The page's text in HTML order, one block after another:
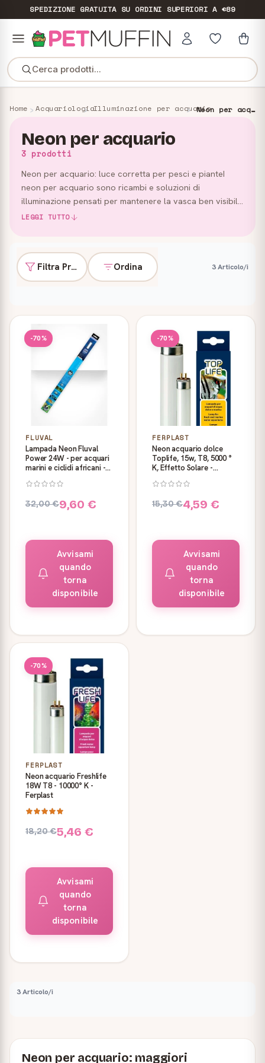
SPEDIZIONE GRATUITASU ORDINI SUPERIORI A €89
Cerca prodotti...
Home AcquariologiaIlluminazione per acquario Neon per acquario
Neon per acquario
3 prodotti
Neon per acquario: luce corretta per pesci e pianteI
neon per acquario sono ricambi e soluzioni di
illuminazione pensati per mantenere la vasca ben visibile
e valorizzare l’ambiente acquatico. In questa categoria
LEGGI TUTTO
Filtra Prodotti Ordina 3 Articolo/i
Prodotti
-70%
FLUVAL
Lampada Neon Fluval
Power 24W - per acquari
marini e ciclidi africani -
32,00 €9,60 €
Avvisami
quando
torna
disponibile
-70%
FERPLAST
Neon acquario dolce
Toplife, 15w, T8, 5000 °
K, Effetto Solare -
15,30 €4,59 €
Avvisami
quando
torna
disponibile
-70%
FERPLAST
Neon acquario Freshlife
18W T8 - 10000° K -
Ferplast
18,20 €5,46 €
Avvisami
quando
torna
disponibile
3 Articolo/i
Neon per acquario: maggiori